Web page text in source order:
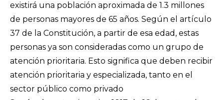
existirá una población aproximada de 1.3 millones
de personas mayores de 65 años. Según el artículo
37 de la Constitución, a partir de esa edad, estas
personas ya son consideradas como un grupo de
atención prioritaria. Esto significa que deben recibir
atención prioritaria y especializada, tanto en el
sector público como privado